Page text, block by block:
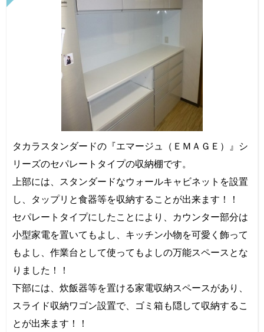
タカラスタンダードの『エマージュ（ＥＭＡＧＥ）』シ
リーズのセパレートタイプの収納棚です。
上部には、スタンダードなウォールキャビネットを設置
し、タップリと食器等を収納することが出来ます！！
セパレートタイプにしたことにより、カウンター部分は
小型家電を置いてもよし、キッチン小物を可愛く飾って
もよし、作業台として使ってもよしの万能スペースとな
りました！！
下部には、炊飯器等を置ける家電収納スペースがあり、
スライド収納ワゴン設置で、ゴミ箱も隠して収納するこ
とが出来ます！！